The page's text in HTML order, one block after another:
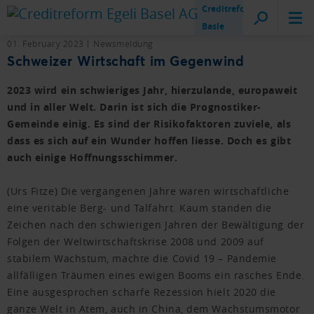
Creditreform
Basle
01. February 2023 Newsmeldung
Schweizer Wirtschaft im Gegenwind
2023 wird ein schwieriges Jahr, hierzulande, europaweit
und in aller Welt. Darin ist sich die Prognostiker-
Gemeinde einig. Es sind der Risikofaktoren zuviele, als
dass es sich auf ein Wunder hoffen liesse. Doch es gibt
auch einige Hoffnungsschimmer.
(Urs Fitze) Die vergangenen Jahre waren wirtschaftliche
eine veritable Berg- und Talfahrt. Kaum standen die
Zeichen nach den schwierigen Jahren der Bewältigung der
Folgen der Weltwirtschaftskrise 2008 und 2009 auf
stabilem Wachstum, machte die Covid 19 – Pandemie
allfälligen Träumen eines ewigen Booms ein rasches Ende.
Eine ausgesprochen scharfe Rezession hielt 2020 die
ganze Welt in Atem, auch in China, dem Wachstumsmotor